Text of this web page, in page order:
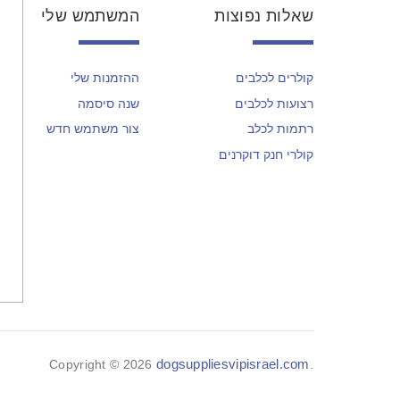
המשתמש שלי
ההזמנות שלי
שנה סיסמה
צור משתמש חדש
שאלות נפוצות
קולרים לכלבים
רצועות לכלבים
רתמות לכלב
קולרי חנק דוקרנים
Copyright © 2026 dogsuppliesvipisrael.com